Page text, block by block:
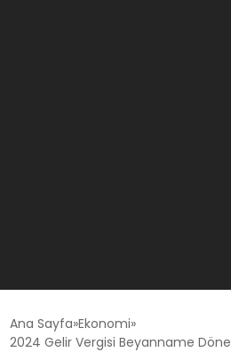
GÜNCEL
Ana Sayfa Ekonomi
2024 Gelir Vergisi Beyanname